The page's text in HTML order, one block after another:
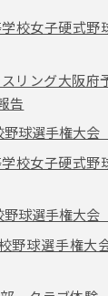
校女子硬式
リング大阪府
告
球選手権大
校女子硬式
野球選手権大
野球選手権